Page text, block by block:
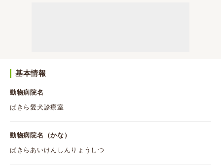
基本情報
動物病院名
ぱきら愛犬診療室
動物病院名（かな）
ぱきらあいけんしんりょうしつ